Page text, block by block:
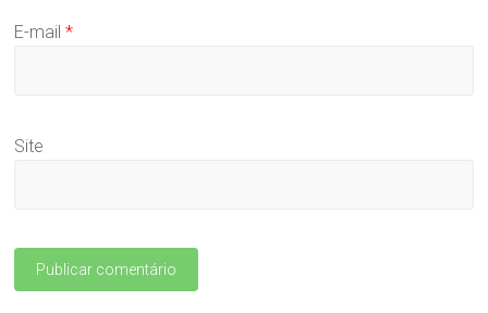
E-mail*
Site